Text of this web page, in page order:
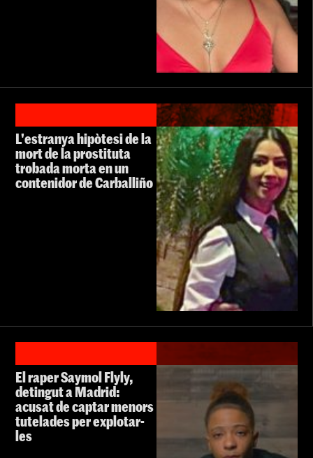
L'estranya hipòtesi de la
mort de la prostituta
trobada morta en un
contenidor de Carballiño
El raper Saymol Flyly,
detingut a Madrid:
acusat de captar menors
tutelades per explotar-
les